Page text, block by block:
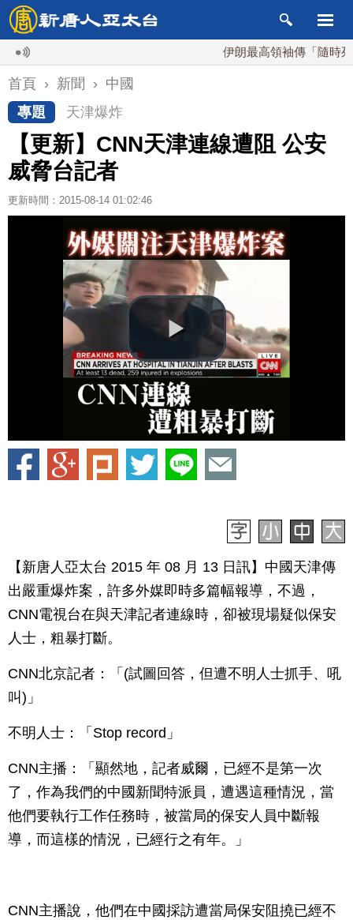
伊朗最高領袖傳「隨時死亡」
首頁 › 新聞 › 中國
專題
天津爆炸
【更新】CNN天津連線遭阻 公安
威脅台記者
更新時間：2015-08-14 01:02:46
【新唐人亞太台 2015 年 08 月 13 日訊】中國天津傳
出嚴重爆炸案，許多外媒即時多篇幅報導，不過，
CNN電視台在與天津記者連線時，卻被現場疑似保安
人士，粗暴打斷。
CNN北京記者：「(試圖回答，但遭不明人士抓手、吼
叫)」
不明人士：「Stop record」
CNN主播：「顯然地，記者威爾，已經不是第一次
了，作為我們的中國新聞特派員，遭遇這種情況，當
他們要執行工作任務時，被當局的保安人員中斷報
導，而這樣的情況，已經行之有年。」
CNN主播說，他們在中國採訪遭當局保安阻撓已經不